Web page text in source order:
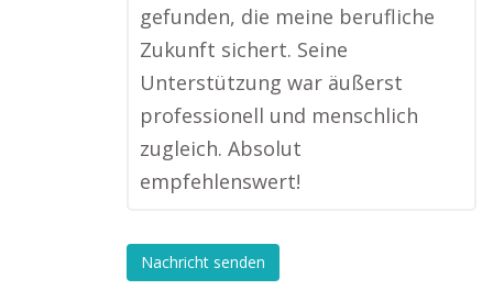
gefunden, die meine berufliche
Zukunft sichert. Seine
Unterstützung war äußerst
professionell und menschlich
zugleich. Absolut
empfehlenswert!
Nachricht senden